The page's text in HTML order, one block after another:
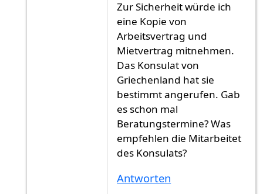
Zur Sicherheit würde ich
eine Kopie von
Arbeitsvertrag und
Mietvertrag mitnehmen.
Das Konsulat von
Griechenland hat sie
bestimmt angerufen. Gab
es schon mal
Beratungstermine? Was
empfehlen die Mitarbeitet
des Konsulats?
Antworten